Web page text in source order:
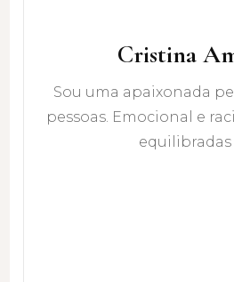
Cristina
Sou uma apaixonada
pessoas. Emocional e
equilibradas